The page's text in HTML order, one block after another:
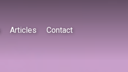
Articles Contact